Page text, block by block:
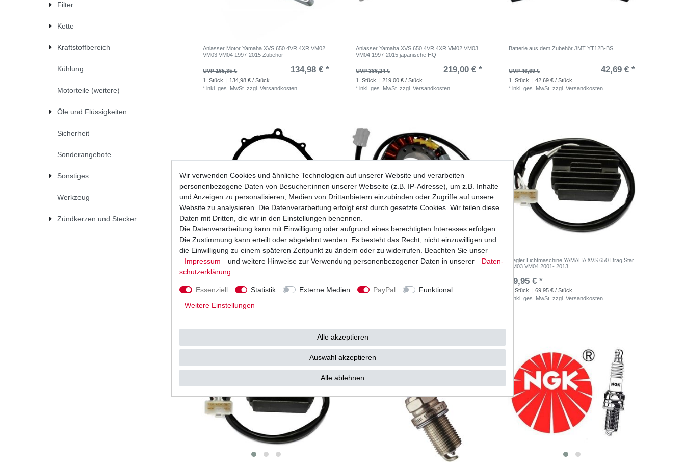
Filter
Kette
Kraftstoffbereich
Kühlung
Motorteile (weitere)
Öle und Flüssigkeiten
Sicherheit
Sonderangebote
Sonstiges
Werkzeug
Zündkerzen und Stecker
Anlasser Motor Yamaha XVS 650 4VR 4XR VM02
VM03 VM04 1997-2015 Zubehör
UVP 165,35 € 134,98 € *
1 Stück
| 134,98 € / Stück
*inkl. ges. MwSt. zzgl.Versandkosten
Anlasser Yamaha XVS 650 4VR 4XR VM02 VM03
VM04 1997-2015 japanische HQ
UVP 386,24 € 219,00 € *
1 Stück
| 219,00 € / Stück
*inkl. ges. MwSt. zzgl.Versandkosten
Batterie aus dem Zubehör JMT YT12B-BS
UVP 46,69 € 42,69 € *
1 Stück
| 42,69 € / Stück
*inkl. ges. MwSt. zzgl.Versandkosten
Dichtung Lichtmaschine Yamaha XVS 650 4VR
1 Stück | 7,24 € / Stück
Lichtmaschine Yamaha XVS 650 DragStar 4VR
4XR VM 1997-2003 Japan HQ
1 Stück | 124,88 € / Stück
Regler Lichtmaschine YAMAHA XVS 650 Drag Star
VM03 VM04 2001- 2013
69,95 € *
Stück
| 69,95 € / Stück
inkl. ges. MwSt. zzgl.Versandkosten
Wir verwenden Cookies und ähnliche Technologien auf unserer Website und verarbeiten
personenbezogene Daten von Besucher:innen unserer Webseite (z.B. IP-Adresse), um z.B. Inhalte
und Anzeigen zu personalisieren, Medien von Drittanbietern einzubinden oder Zugriffe auf unsere
Website zu analysieren. Die Datenverarbeitung erfolgt erst durch gesetzte Cookies. Wir teilen diese
Daten mit Dritten, die wir in den Einstellungen benennen.
Die Datenverarbeitung kann mit Einwilligung oder aufgrund eines berechtigten Interesses erfolgen.
Die Zustimmung kann erteilt oder abgelehnt werden. Es besteht das Recht, nicht einzuwilligen und
die Einwilligung zu einem späteren Zeitpunkt zu ändern oder zu widerrufen. Beachten Sie unser
Impressum
und weitere Hinweise zur Verwendung personenbezogener Daten in unserer
Daten­
schutz­erklärung
Essenziell Statistik Externe Medien PayPal
Funktional
Weitere Einstellungen
Alle akzeptieren
Auswahl akzeptieren
Alle ablehnen